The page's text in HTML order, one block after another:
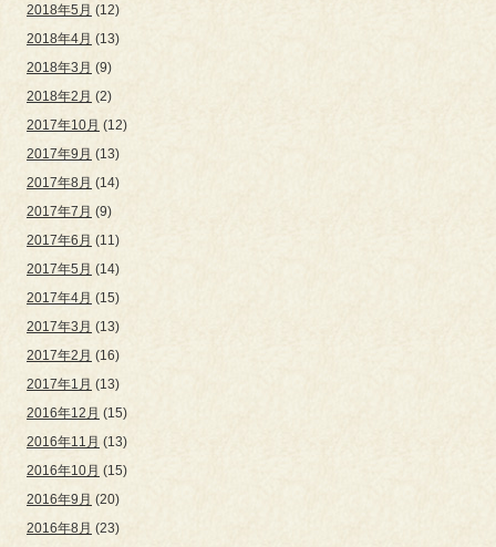
2018年5月 (12)
2018年4月 (13)
2018年3月 (9)
2018年2月 (2)
2017年10月 (12)
2017年9月 (13)
2017年8月 (14)
2017年7月 (9)
2017年6月 (11)
2017年5月 (14)
2017年4月 (15)
2017年3月 (13)
2017年2月 (16)
2017年1月 (13)
2016年12月 (15)
2016年11月 (13)
2016年10月 (15)
2016年9月 (20)
2016年8月 (23)